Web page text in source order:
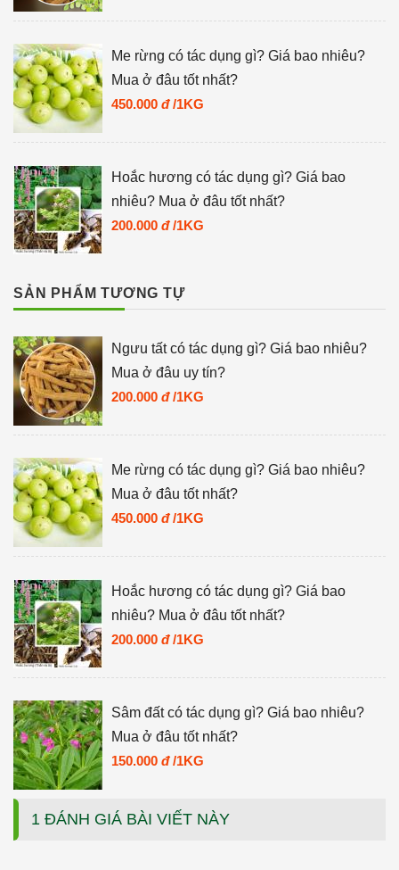
Me rừng có tác dụng gì? Giá bao nhiêu?
Mua ở đâu tốt nhất?
450.000 đ /1KG
Hoắc hương có tác dụng gì? Giá bao
nhiêu? Mua ở đâu tốt nhất?
200.000 đ /1KG
SẢN PHẨM TƯƠNG TỰ
Ngưu tất có tác dụng gì? Giá bao nhiêu?
Mua ở đâu uy tín?
200.000 đ /1KG
Me rừng có tác dụng gì? Giá bao nhiêu?
Mua ở đâu tốt nhất?
450.000 đ /1KG
Hoắc hương có tác dụng gì? Giá bao
nhiêu? Mua ở đâu tốt nhất?
200.000 đ /1KG
Sâm đất có tác dụng gì? Giá bao nhiêu?
Mua ở đâu tốt nhất?
150.000 đ /1KG
1 ĐÁNH GIÁ BÀI VIẾT NÀY